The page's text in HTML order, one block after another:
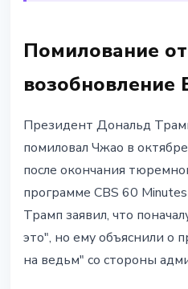
Помилование
возобновление
Президент Дональд
помиловал Чжао в
после окончания
программе CBS 60
Трамп заявил, что
это", но ему объяснили о
на ведьм" со стороны